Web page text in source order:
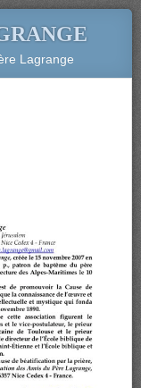
Lagrange